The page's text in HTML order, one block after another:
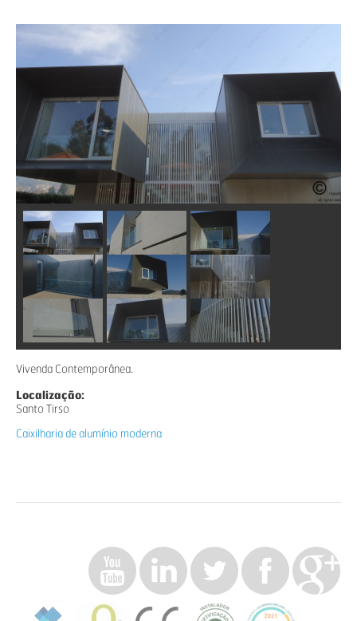
Vivenda Contemporânea.
Localização:
Santo Tirso
Caixilharia de alumínio moderna